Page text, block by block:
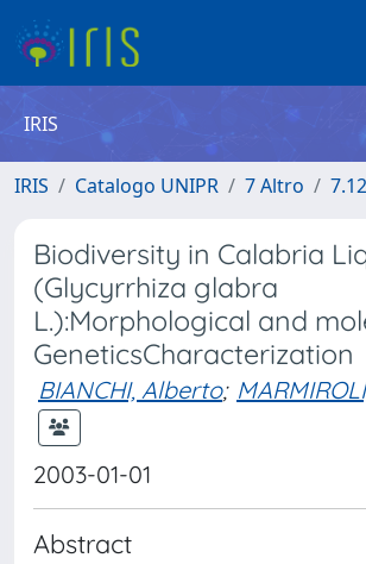
IRIS
IRIS Catalogo UNIPR 7 Altro
Biodiversity in Calabria
(Glycyrrhiza glabra
L.):Morphological and
GeneticsCharacterization
BIANCHI, Alberto;
2003-01-01
Abstract